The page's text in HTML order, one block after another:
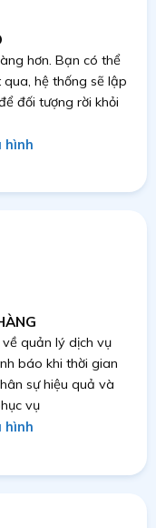
hơn. Bạn có thể
hệ thống sẽ lập
đối tượng rời khỏi
hình
quản lý dịch vụ
báo khi thời gian
sự hiệu quả và
vụ
hình